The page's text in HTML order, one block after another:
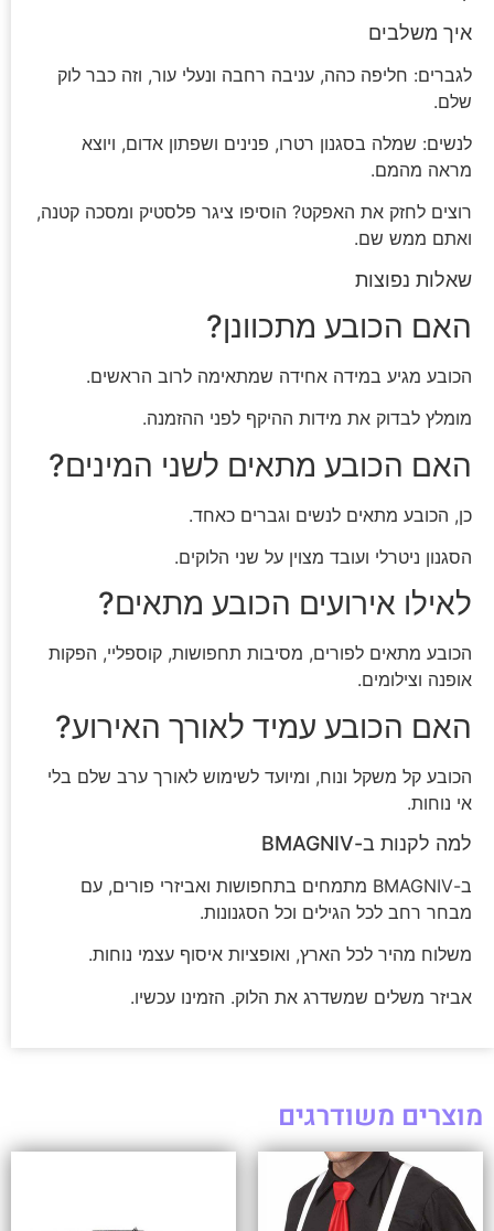
איך משלבים
לגברים: חליפה כהה, עניבה רחבה ונעלי עור, וזה כבר לוק
שלם.
לנשים: שמלה בסגנון רטרו, פנינים ושפתון אדום, ויוצא
מראה מהמם.
רוצים לחזק את האפקט? הוסיפו ציגר פלסטיק ומסכה קטנה,
ואתם ממש שם.
שאלות נפוצות
האם הכובע מתכוונן?
הכובע מגיע במידה אחידה שמתאימה לרוב הראשים.
מומלץ לבדוק את מידות ההיקף לפני ההזמנה.
האם הכובע מתאים לשני המינים?
כן, הכובע מתאים לנשים וגברים כאחד.
הסגנון ניטרלי ועובד מצוין על שני הלוקים.
לאילו אירועים הכובע מתאים?
הכובע מתאים לפורים, מסיבות תחפושות, קוספליי, הפקות
אופנה וצילומים.
האם הכובע עמיד לאורך האירוע?
הכובע קל משקל ונוח, ומיועד לשימוש לאורך ערב שלם בלי
אי נוחות.
למה לקנות ב-BMAGNIV
ב-BMAGNIV מתמחים בתחפושות ואביזרי פורים, עם
מבחר רחב לכל הגילים וכל הסגנונות.
משלוח מהיר לכל הארץ, ואופציות איסוף עצמי נוחות.
אביזר משלים שמשדרג את הלוק. הזמינו עכשיו.
מוצרים משודרגים